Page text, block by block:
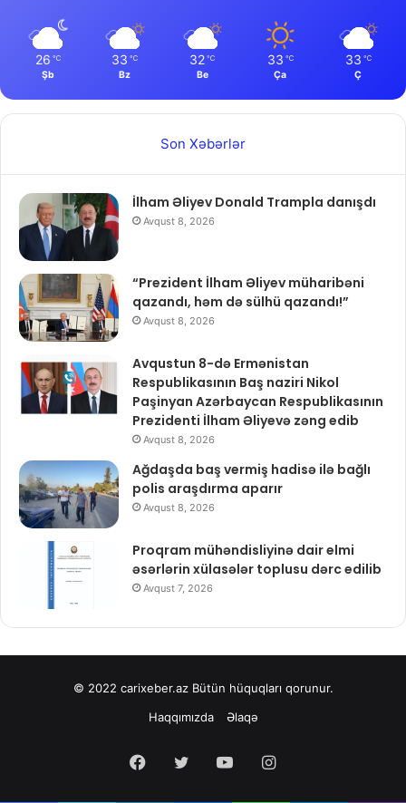
26 ℃
Şb
33 ℃
Bz
32 ℃
Be
33 ℃
Ça
33 ℃
Ç
Son Xəbərlər
İlham Əliyev Donald Trampla danışdı
Avqust 8, 2026
“Prezident İlham Əliyev müharibəni
qazandı, həm də sülhü qazandı!”
Avqust 8, 2026
Avqustun 8-də Ermənistan
Respublikasının Baş naziri Nikol
Paşinyan Azərbaycan Respublikasının
Prezidenti İlham Əliyevə zəng edib
Avqust 8, 2026
Ağdaşda baş vermiş hadisə ilə bağlı
polis araşdırma aparır
Avqust 8, 2026
Proqram mühəndisliyinə dair elmi
əsərlərin xülasələr toplusu dərc edilib
Avqust 7, 2026
© 2022 carixeber.azBütün hüquqları qorunur.
Haqqımızda
Əlaqə
Facebook
Twitter YouTubeInstagram